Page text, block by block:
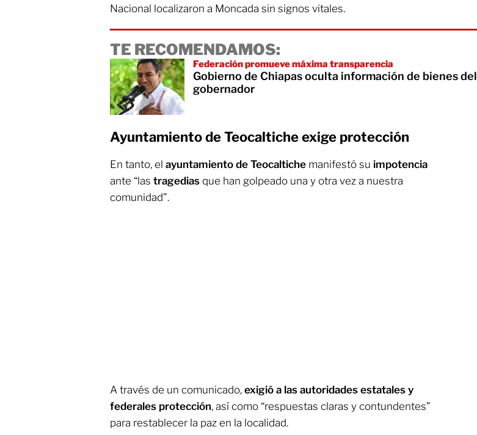
Nacional localizaron a Moncada sin signos vitales.
TE RECOMENDAMOS:
Federación promueve máxima transparencia
Gobierno de Chiapas oculta información de bienes del
gobernador
Ayuntamiento de Teocaltiche exige protección
En tanto, el ayuntamiento de Teocaltiche manifestó su impotencia
ante “las tragedias que han golpeado una y otra vez a nuestra
comunidad”.
A través de un comunicado, exigió a las autoridades estatales y
federales protección, así como “respuestas claras y contundentes”
para restablecer la paz en la localidad.